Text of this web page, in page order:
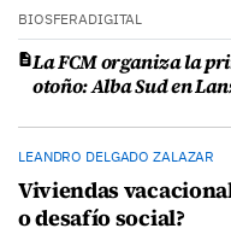
BIOSFERADIGITAL
La FCM organiza la
otoño: Alba Sud en
LEANDRO DELGADO ZALAZAR
Viviendas
o desafío social?